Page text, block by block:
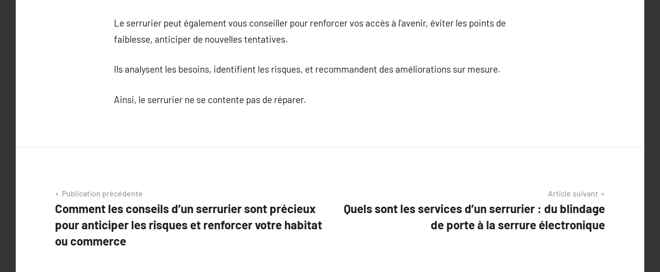
Le serrurier peut également vous conseiller pour renforcer vos accès à l’avenir, éviter les points de
faiblesse, anticiper de nouvelles tentatives.
Ils analysent les besoins, identifient les risques, et recommandent des améliorations sur mesure.
Ainsi, le serrurier ne se contente pas de réparer.
Navigation
de
l’article
Publication précédente
Comment les conseils d’un serrurier sont précieux
pour anticiper les risques et renforcer votre habitat
ou commerce
Article suivant
Quels sont les services d’un serrurier : du blindage
de porte à la serrure électronique